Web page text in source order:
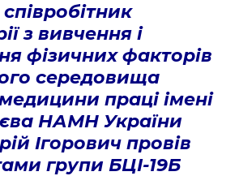
з вивчення і
фізичних факторів
середовища
праці імені
НАМН України
Ігорович провів
групи БЦІ-19Б